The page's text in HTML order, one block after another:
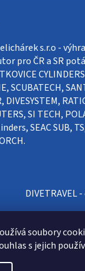
soubory
s jejich
s.r.o -
pro ČR a SR
SCUBATECH,
DIVESYSTEM,
SI TECH,
SEAC SUB,